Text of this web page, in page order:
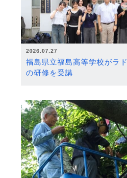
2026.07.27
福島県立福島高等学校がラ
の研修を受講